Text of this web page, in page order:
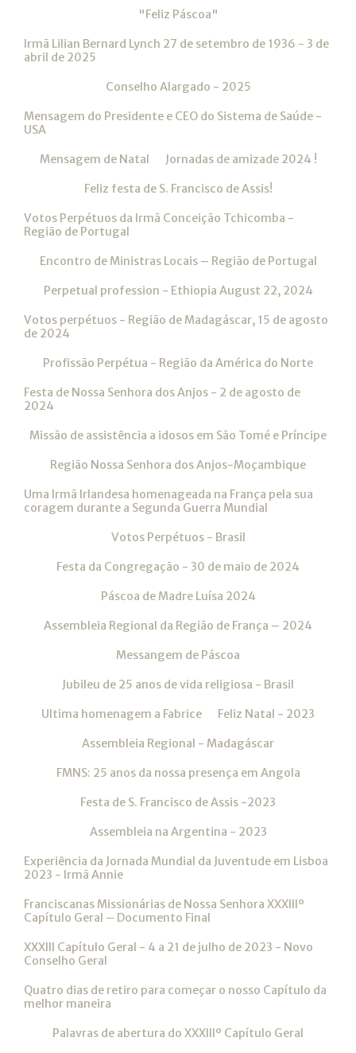
"Feliz Páscoa"
Irmã Lilian Bernard Lynch 27 de setembro de 1936 - 3 de
abril de 2025
Conselho Alargado - 2025
Mensagem do Presidente e CEO do Sistema de Saúde -
USA
Mensagem de Natal Jornadas de amizade 2024 !
Feliz festa de S. Francisco de Assis!
Votos Perpétuos da Irmã Conceição Tchicomba -
Região de Portugal
Encontro de Ministras Locais – Região de Portugal
Perpetual profession - Ethiopia August 22, 2024
Votos perpétuos - Região de Madagáscar, 15 de agosto
de 2024
Profissão Perpétua - Região da América do Norte
Festa de Nossa Senhora dos Anjos - 2 de agosto de
2024
Missão de assistência a idosos em São Tomé e Príncipe
Região Nossa Senhora dos Anjos-Moçambique
Uma Irmã Irlandesa homenageada na França pela sua
coragem durante a Segunda Guerra Mundial
Votos Perpétuos - Brasil
Festa da Congregação - 30 de maio de 2024
Páscoa de Madre Luísa 2024
Assembleia Regional da Região de França – 2024
Messangem de Páscoa
Jubileu de 25 anos de vida religiosa - Brasil
Ultima homenagem a Fabrice Feliz Natal - 2023
Assembleia Regional - Madagáscar
FMNS: 25 anos da nossa presença em Angola
Festa de S. Francisco de Assis -2023
Assembleia na Argentina - 2023
Experiência da Jornada Mundial da Juventude em Lisboa
2023 - Irmã Annie
Franciscanas Missionárias de Nossa Senhora XXXIIIº
Capítulo Geral – Documento Final
XXXIII Capítulo Geral - 4 a 21 de julho de 2023 - Novo
Conselho Geral
Quatro dias de retiro para começar o nosso Capítulo da
melhor maneira
Palavras de abertura do XXXIIIº Capítulo Geral